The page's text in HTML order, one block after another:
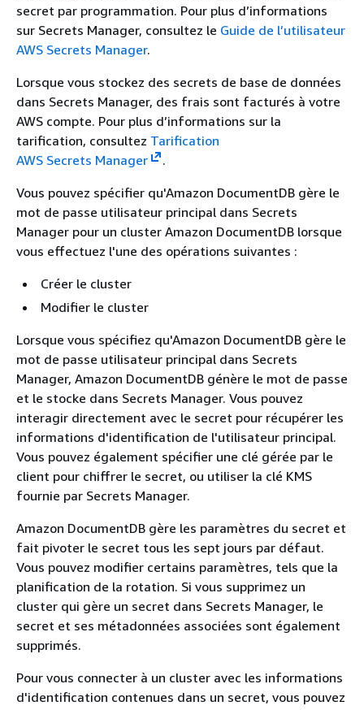
secret par programmation. Pour plus d’informations
sur Secrets Manager, consultez le Guide de l’utilisateur
AWS Secrets Manager.
Lorsque vous stockez des secrets de base de données
dans Secrets Manager, des frais sont facturés à votre
AWS compte. Pour plus d’informations sur la
tarification, consultez Tarification
AWS Secrets Manager
.
Vous pouvez spécifier qu'Amazon DocumentDB gère le
mot de passe utilisateur principal dans Secrets
Manager pour un cluster Amazon DocumentDB lorsque
vous effectuez l'une des opérations suivantes :
Créer le cluster
Modifier le cluster
Lorsque vous spécifiez qu'Amazon DocumentDB gère le
mot de passe utilisateur principal dans Secrets
Manager, Amazon DocumentDB génère le mot de passe
et le stocke dans Secrets Manager. Vous pouvez
interagir directement avec le secret pour récupérer les
informations d'identification de l'utilisateur principal.
Vous pouvez également spécifier une clé gérée par le
client pour chiffrer le secret, ou utiliser la clé KMS
fournie par Secrets Manager.
Amazon DocumentDB gère les paramètres du secret et
fait pivoter le secret tous les sept jours par défaut.
Vous pouvez modifier certains paramètres, tels que la
planification de la rotation. Si vous supprimez un
cluster qui gère un secret dans Secrets Manager, le
secret et ses métadonnées associées sont également
supprimés.
Pour vous connecter à un cluster avec les informations
d'identification contenues dans un secret, vous pouvez